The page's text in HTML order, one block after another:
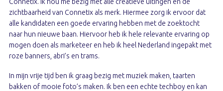
zichtbaarheid van Connetix als merk. Hiermee zorg ik ervoor dat
alle kandidaten een goede ervaring hebben met de zoektocht
naar hun nieuwe baan. Hiervoor heb ik hele relevante ervaring op
mogen doen als marketeer en heb ik heel Nederland ingepakt met
roze banners, abri’s en trams.
In mijn vrije tijd ben ik graag bezig met muziek maken, taarten
bakken of mooie foto’s maken. Ik ben een echte techboy en kan